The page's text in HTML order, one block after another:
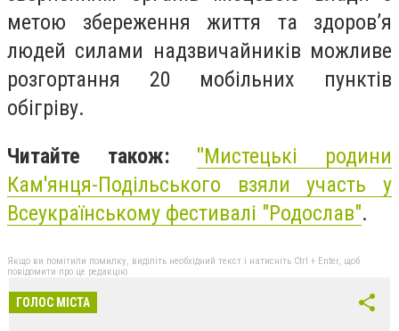
метою збереження життя та здоров’я
людей силами надзвичайників можливе
розгортання 20 мобільних пунктів
обігріву.
Читайте також: "Мистецькі родини
Кам'янця-Подільського взяли участь у
Всеукраїнському фестивалі "Родослав".
Якщо ви помітили помилку, виділіть необхідний текст і натисніть Ctrl + Enter, щоб
повідомити про це редакцію
ГОЛОС МІСТА